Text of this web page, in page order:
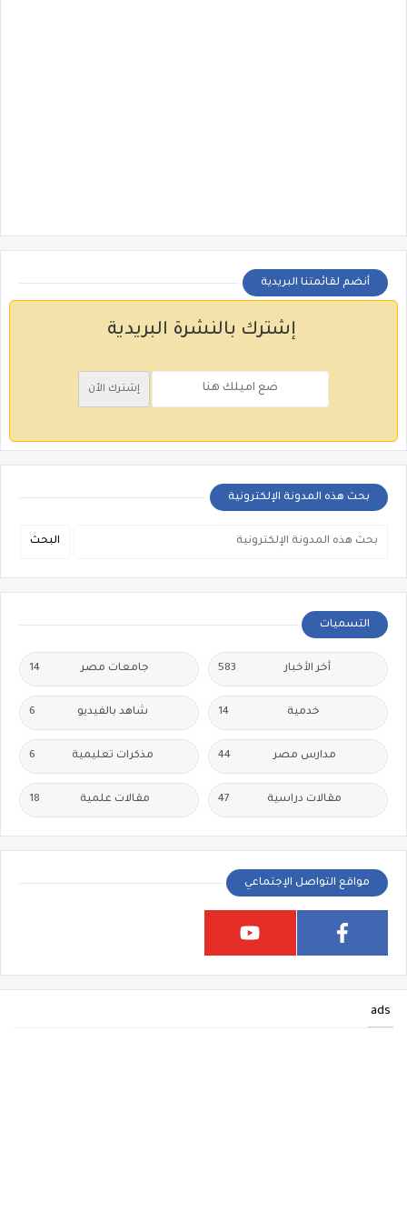
أنضم لقائمتنا البريدية
إشترك بالنشرة البريدية
بحث هذه المدونة الإلكترونية
التسميات
أخر الأخبار 583 جامعات مصر 14
خدمية 14 شاهد بالفيديو 6
مدارس مصر 44 مذكرات تعليمية 6
مقالات دراسية 47 مقالات علمية 18
مواقع التواصل الإجتماعي
ads